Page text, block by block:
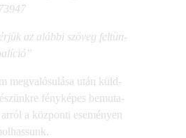
az aláb­bi szö­veg fel­tün­
meg­va­ló­su­lá­sa után küld­
fény­ké­pes bemu­ta­
a köz­pon­ti ese­mé­nyen